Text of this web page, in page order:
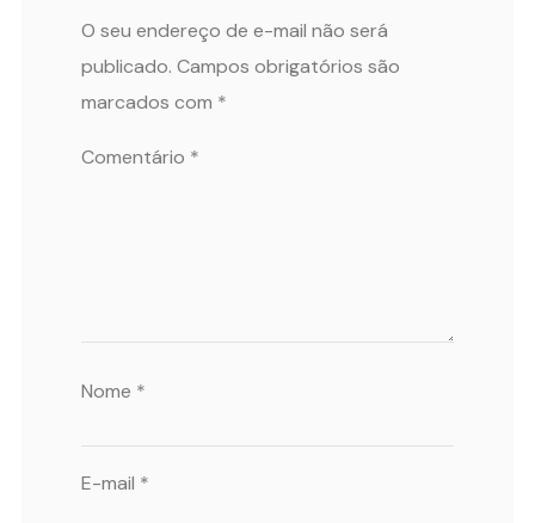
O seu endereço de e-mail não será
publicado. Campos obrigatórios são
marcados com *
Comentário *
Nome *
E-mail *